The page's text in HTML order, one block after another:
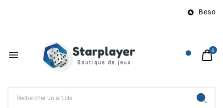
 Besoin
 0